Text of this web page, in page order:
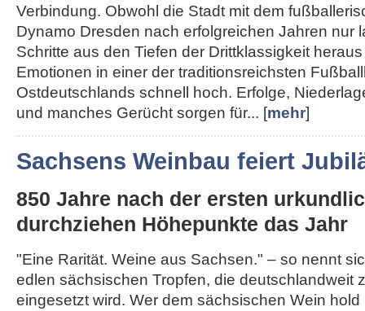
Verbindung. Obwohl die Stadt mit dem
Dynamo Dresden nach erfolgreichen Jahren nur
Schritte aus den Tiefen der Drittklassigkeit
Emotionen in einer der traditionsreichsten
Ostdeutschlands schnell hoch. Erfolge,
und manches Gerücht sorgen für... [mehr]
Sachsens Weinbau feiert
850 Jahre nach der ersten
durchziehen Höhepunkte das Jahr
"Eine Rarität. Weine aus Sachsen." – so nennt
edlen sächsischen Tropfen, die deutschlandweit
eingesetzt wird. Wer dem sächsischen Wein